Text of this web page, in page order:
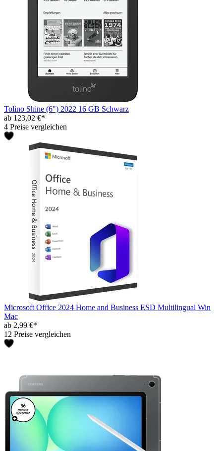
Tolino Shine (6") 2022 16 GB Schwarz
ab 123,02 €*
4 Preise vergleichen
Microsoft Office 2024 Home and Business ESD Multilingual Win
Mac
ab 2,99 €*
12 Preise vergleichen